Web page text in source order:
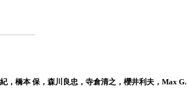
，橋本 保，森川良忠，寺倉清之，櫻井利夫，Max G.